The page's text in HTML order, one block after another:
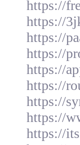
https://
https://
https://
https://
https://
https://
https://
https://
https://